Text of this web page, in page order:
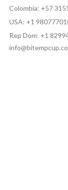
Colombia: +57
USA: +1
Rep Dom: +1